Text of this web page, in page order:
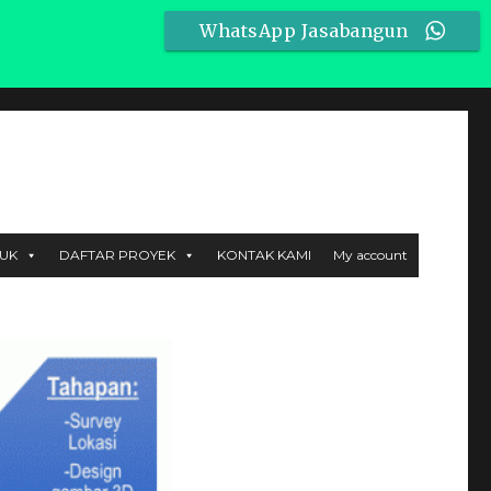
DAFTAR PROYEK KONTAK KAMI My account
WhatsApp Jasabangun